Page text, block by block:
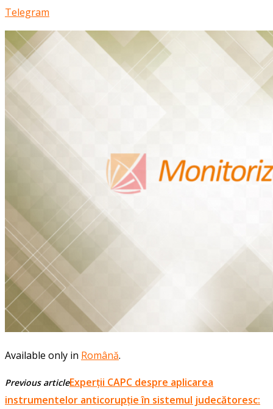
Telegram
Available only in Română.
Previous articleExperții CAPC despre aplicarea
instrumentelor anticorupție în sistemul judecătoresc: